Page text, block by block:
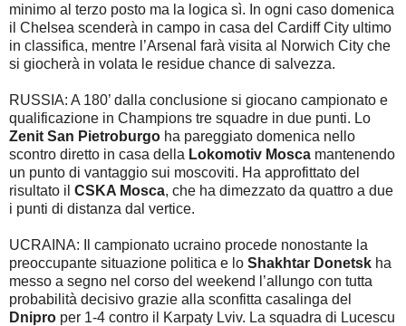
minimo al terzo posto ma la logica sì. In ogni caso domenica
il Chelsea scenderà in campo in casa del Cardiff City ultimo
in classifica, mentre l’Arsenal farà visita al Norwich City che
si giocherà in volata le residue chance di salvezza.
RUSSIA: A 180’ dalla conclusione si giocano campionato e
qualificazione in Champions tre squadre in due punti. Lo
Zenit San Pietroburgo ha pareggiato domenica nello
scontro diretto in casa della Lokomotiv Mosca mantenendo
un punto di vantaggio sui moscoviti. Ha approfittato del
risultato il CSKA Mosca, che ha dimezzato da quattro a due
i punti di distanza dal vertice.
UCRAINA: Il campionato ucraino procede nonostante la
preoccupante situazione politica e lo Shakhtar Donetsk ha
messo a segno nel corso del weekend l’allungo con tutta
probabilità decisivo grazie alla sconfitta casalinga del
Dnipro per 1-4 contro il Karpaty Lviv. La squadra di Lucescu